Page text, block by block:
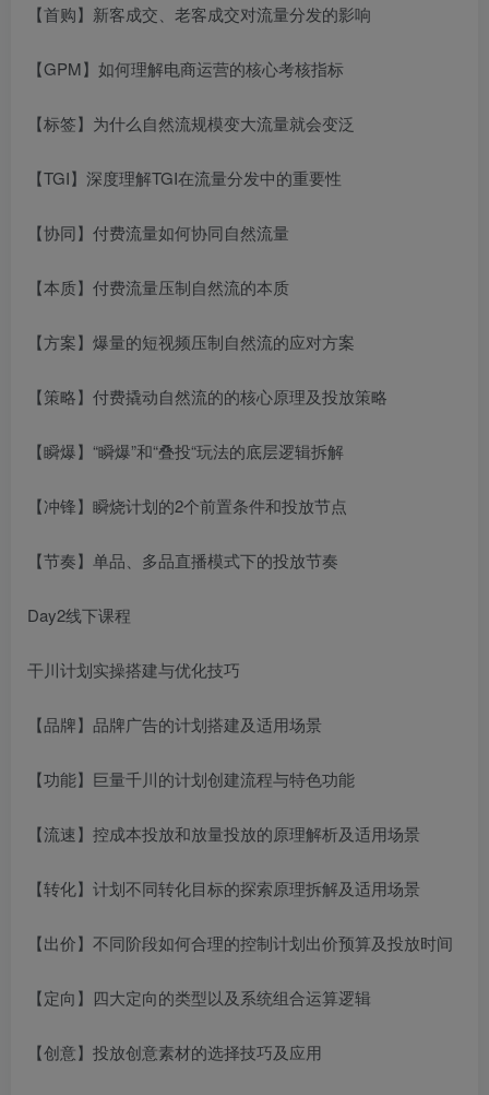
【首购】新客成交、老客成交对流量分发的影响
【GPM】如何理解电商运营的核心考核指标
【标签】为什么自然流规模变大流量就会变泛
【TGI】深度理解TGI在流量分发中的重要性
【协同】付费流量如何协同自然流量
【本质】付费流量压制自然流的本质
【方案】爆量的短视频压制自然流的应对方案
【策略】付费撬动自然流的的核心原理及投放策略
【瞬爆】“瞬爆”和“叠投“玩法的底层逻辑拆解
【冲锋】瞬烧计划的2个前置条件和投放节点
【节奏】单品、多品直播模式下的投放节奏
Day2线下课程
干川计划实操搭建与优化技巧
【品牌】品牌广告的计划搭建及适用场景
【功能】巨量千川的计划创建流程与特色功能
【流速】控成本投放和放量投放的原理解析及适用场景
【转化】计划不同转化目标的探索原理拆解及适用场景
【出价】不同阶段如何合理的控制计划出价预算及投放时间
【定向】四大定向的类型以及系统组合运算逻辑
【创意】投放创意素材的选择技巧及应用